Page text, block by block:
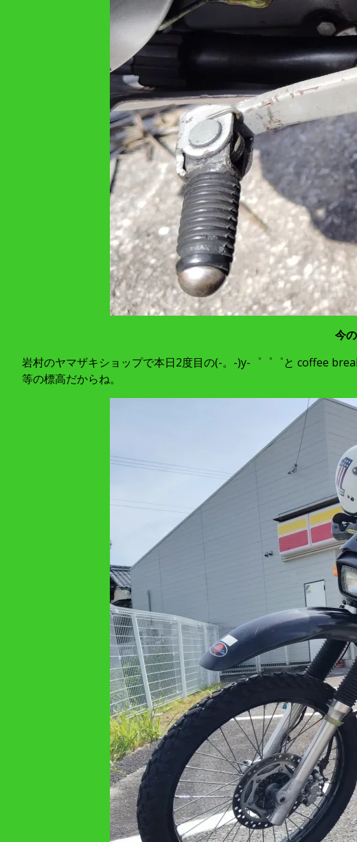
今
岩村のヤマザキショップで本日2度目の(-。-)y-゜゜゜と coffee
等の標高だからね。